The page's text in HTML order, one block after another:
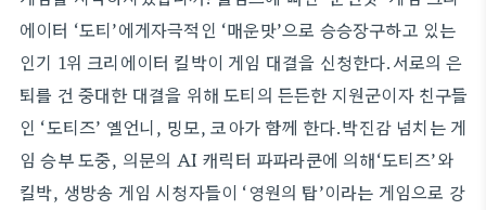
에이터 ‘도티’에게자극적인 ‘매운맛’으로 승승장구하고 있는
인기 1위 크리에이터 킬박이 게임 대결을 신청한다.서로의 은
퇴를 건 중대한 대결을 위해 도티의 든든한 지원군이자 친구들
인 ‘도티즈’ 옐언니, 밍모, 코아가 함께 한다.박진감 넘치는 게
임 승부 도중, 의문의 AI 캐릭터 파파라쿤에 의해‘도티즈’와
킬박, 생방송 게임 시청자들이 ‘영원의 탑’이라는 게임으로 강